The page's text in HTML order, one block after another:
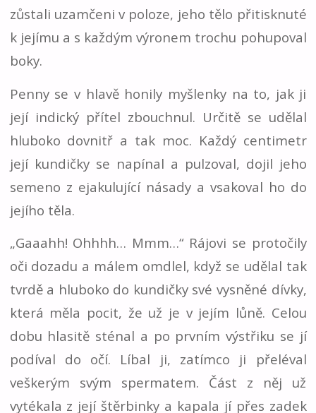
zůstali uzamčeni v poloze, jeho tělo přitisknuté
k jejímu a s každým výronem trochu pohupoval
boky.
Penny se v hlavě honily myšlenky na to, jak ji
její indický přítel zbouchnul. Určitě se udělal
hluboko dovnitř a tak moc. Každý centimetr
její kundičky se napínal a pulzoval, dojil jeho
semeno z ejakulující násady a vsakoval ho do
jejího těla.
„Gaaahh! Ohhhh… Mmm…“ Rájovi se protočily
oči dozadu a málem omdlel, když se udělal tak
tvrdě a hluboko do kundičky své vysněné dívky,
která měla pocit, že už je v jejím lůně. Celou
dobu hlasitě sténal a po prvním výstřiku se jí
podíval do očí. Líbal ji, zatímco ji přeléval
veškerým svým spermatem. Část z něj už
vytékala z její štěrbinky a kapala jí přes zadek